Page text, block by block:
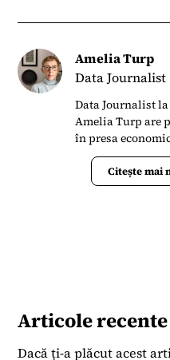
Amelia Turp
Data Journalist
Data Journalist
Amelia Turp are
în presa
România. Din
Forbes
despre piața
început în anii
Media Group
Citește mai
Articole recente
Dacă ți-a plăcut acest